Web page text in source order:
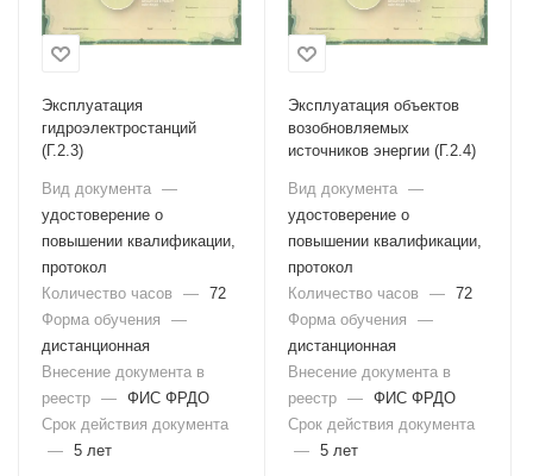
Эксплуатация
гидроэлектростанций
(Г.2.3)
Вид документа —
удостоверение о
повышении квалификации,
протокол
Количество часов
— 72
Форма обучения
—
дистанционная
Внесение документа в
реестр — ФИС ФРДО
Срок действия документа
— 5 лет
Эксплуатация объектов
возобновляемых
источников энергии (Г.2.4)
Вид документа —
удостоверение о
повышении квалификации,
протокол
Количество часов
— 72
Форма обучения
—
дистанционная
Внесение документа в
реестр — ФИС ФРДО
Срок действия документа
— 5 лет